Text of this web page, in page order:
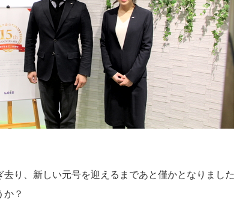
り、新しい元号を迎えるまであと僅かとなりました
か？